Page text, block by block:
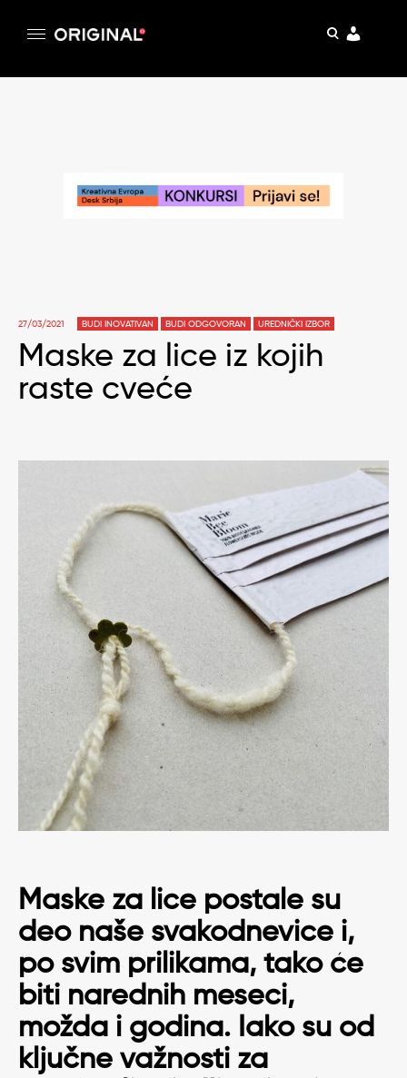
pretraga
27/03/2021 BUDI INOVATIVAN BUDI ODGOVORAN UREDNIČKI IZBOR
Maske za lice iz kojih
raste cveće
Maske za lice postale su
deo naše svakodnevice i,
po svim prilikama, tako će
biti narednih meseci,
možda i godina. Iako su od
ključne važnosti za